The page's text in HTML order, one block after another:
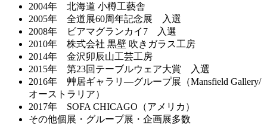
2004年 北海道 小樽工藝舎
2005年 全道展60周年記念展 入選
2008年 ビアマグランカイ7 入選
2010年 株式会社 黒壁 吹きガラス工房
2014年 金沢卯辰山工芸工房
2015年 第23回テーブルウェア大賞 入選
2016年 艸居ギャラリ―グループ展（Mansfield Gallery/
オーストラリア）
2017年 SOFA CHICAGO（アメリカ）
その他個展・グループ展・企画展多数